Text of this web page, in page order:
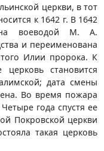
церкви, в тот
к 1642 г. В 1642
воеводой М. А.
и переименована
Илии пророка. К
становится
дата смены
Во время пожара
года спустя ее
Покровской церкви
такая церковь